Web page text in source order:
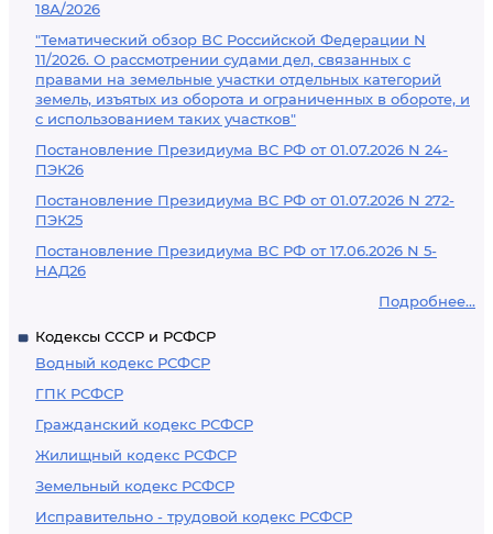
18А/2026
"Тематический обзор ВС Российской Федерации N
11/2026. О рассмотрении судами дел, связанных с
правами на земельные участки отдельных категорий
земель, изъятых из оборота и ограниченных в обороте, и
с использованием таких участков"
Постановление Президиума ВС РФ от 01.07.2026 N 24-
ПЭК26
Постановление Президиума ВС РФ от 01.07.2026 N 272-
ПЭК25
Постановление Президиума ВС РФ от 17.06.2026 N 5-
НАД26
Подробнее...
Кодексы СССР и РСФСР
Водный кодекс РСФСР
ГПК РСФСР
Гражданский кодекс РСФСР
Жилищный кодекс РСФСР
Земельный кодекс РСФСР
Исправительно - трудовой кодекс РСФСР